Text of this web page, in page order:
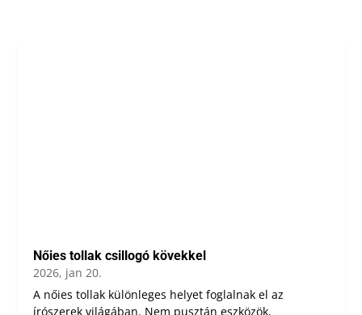
Nőies tollak csillogó kövekkel
2026, jan 20.
A nőies tollak különleges helyet foglalnak el az
írószerek világában. Nem pusztán eszközök,